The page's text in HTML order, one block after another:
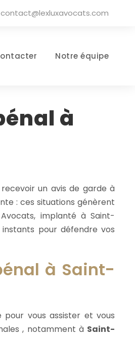
contact@lexluxavocats.com
Notre équipe
à
un avis de garde à
: ces situations génèrent
implanté à Saint-
pour défendre vos
à Saint-
pour vous assister et vous
, notamment à Saint-